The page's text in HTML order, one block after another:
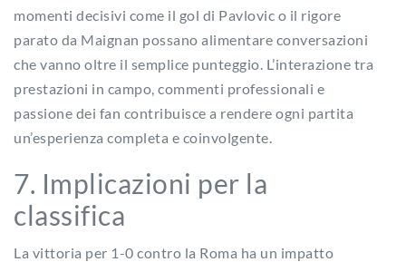
momenti decisivi come il gol di Pavlovic o il rigore
parato da Maignan possano alimentare conversazioni
che vanno oltre il semplice punteggio. L’interazione tra
prestazioni in campo, commenti professionali e
passione dei fan contribuisce a rendere ogni partita
un’esperienza completa e coinvolgente.
7. Implicazioni per la
classifica
La vittoria per 1-0 contro la Roma ha un impatto